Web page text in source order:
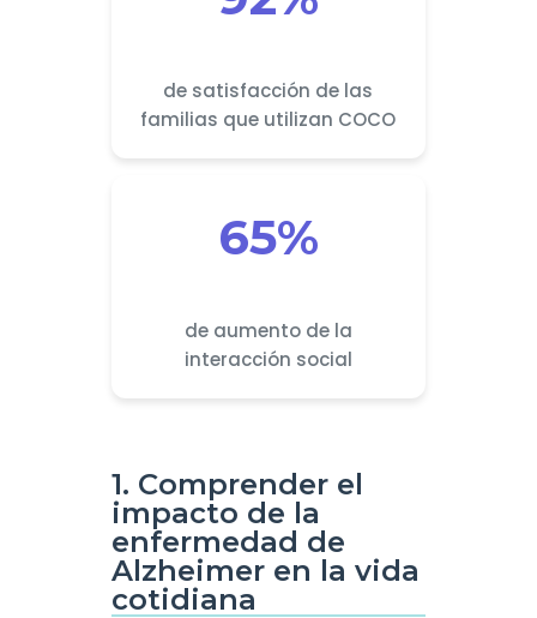
de satisfacción de las
familias que utilizan COCO
65%
de aumento de la
interacción social
1. Comprender el
impacto de la
enfermedad de
Alzheimer en la vida
cotidiana